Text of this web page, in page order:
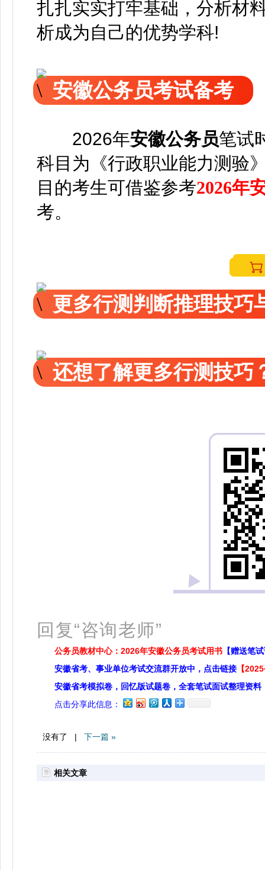
扎扎实实打牢基础，分析材
析成为自己的优势学科!
安徽公务员考试备考
2026年安徽公务员笔试
科目为《行政职业能力测验
目的考生可借鉴参考2026年
考。
更多行测判断推理技巧
还想了解更多行测技巧
回复“咨询老师”
公务员教材中心：2026年安徽公务员考试用书 【赠送笔
安徽省考、事业单位考试交流群开放中，点击链接 【
安徽省考模拟卷，回忆版试题卷，全套笔试面试整理资料
点击分享此信息：
没有了 | 下一篇 »
相关文章